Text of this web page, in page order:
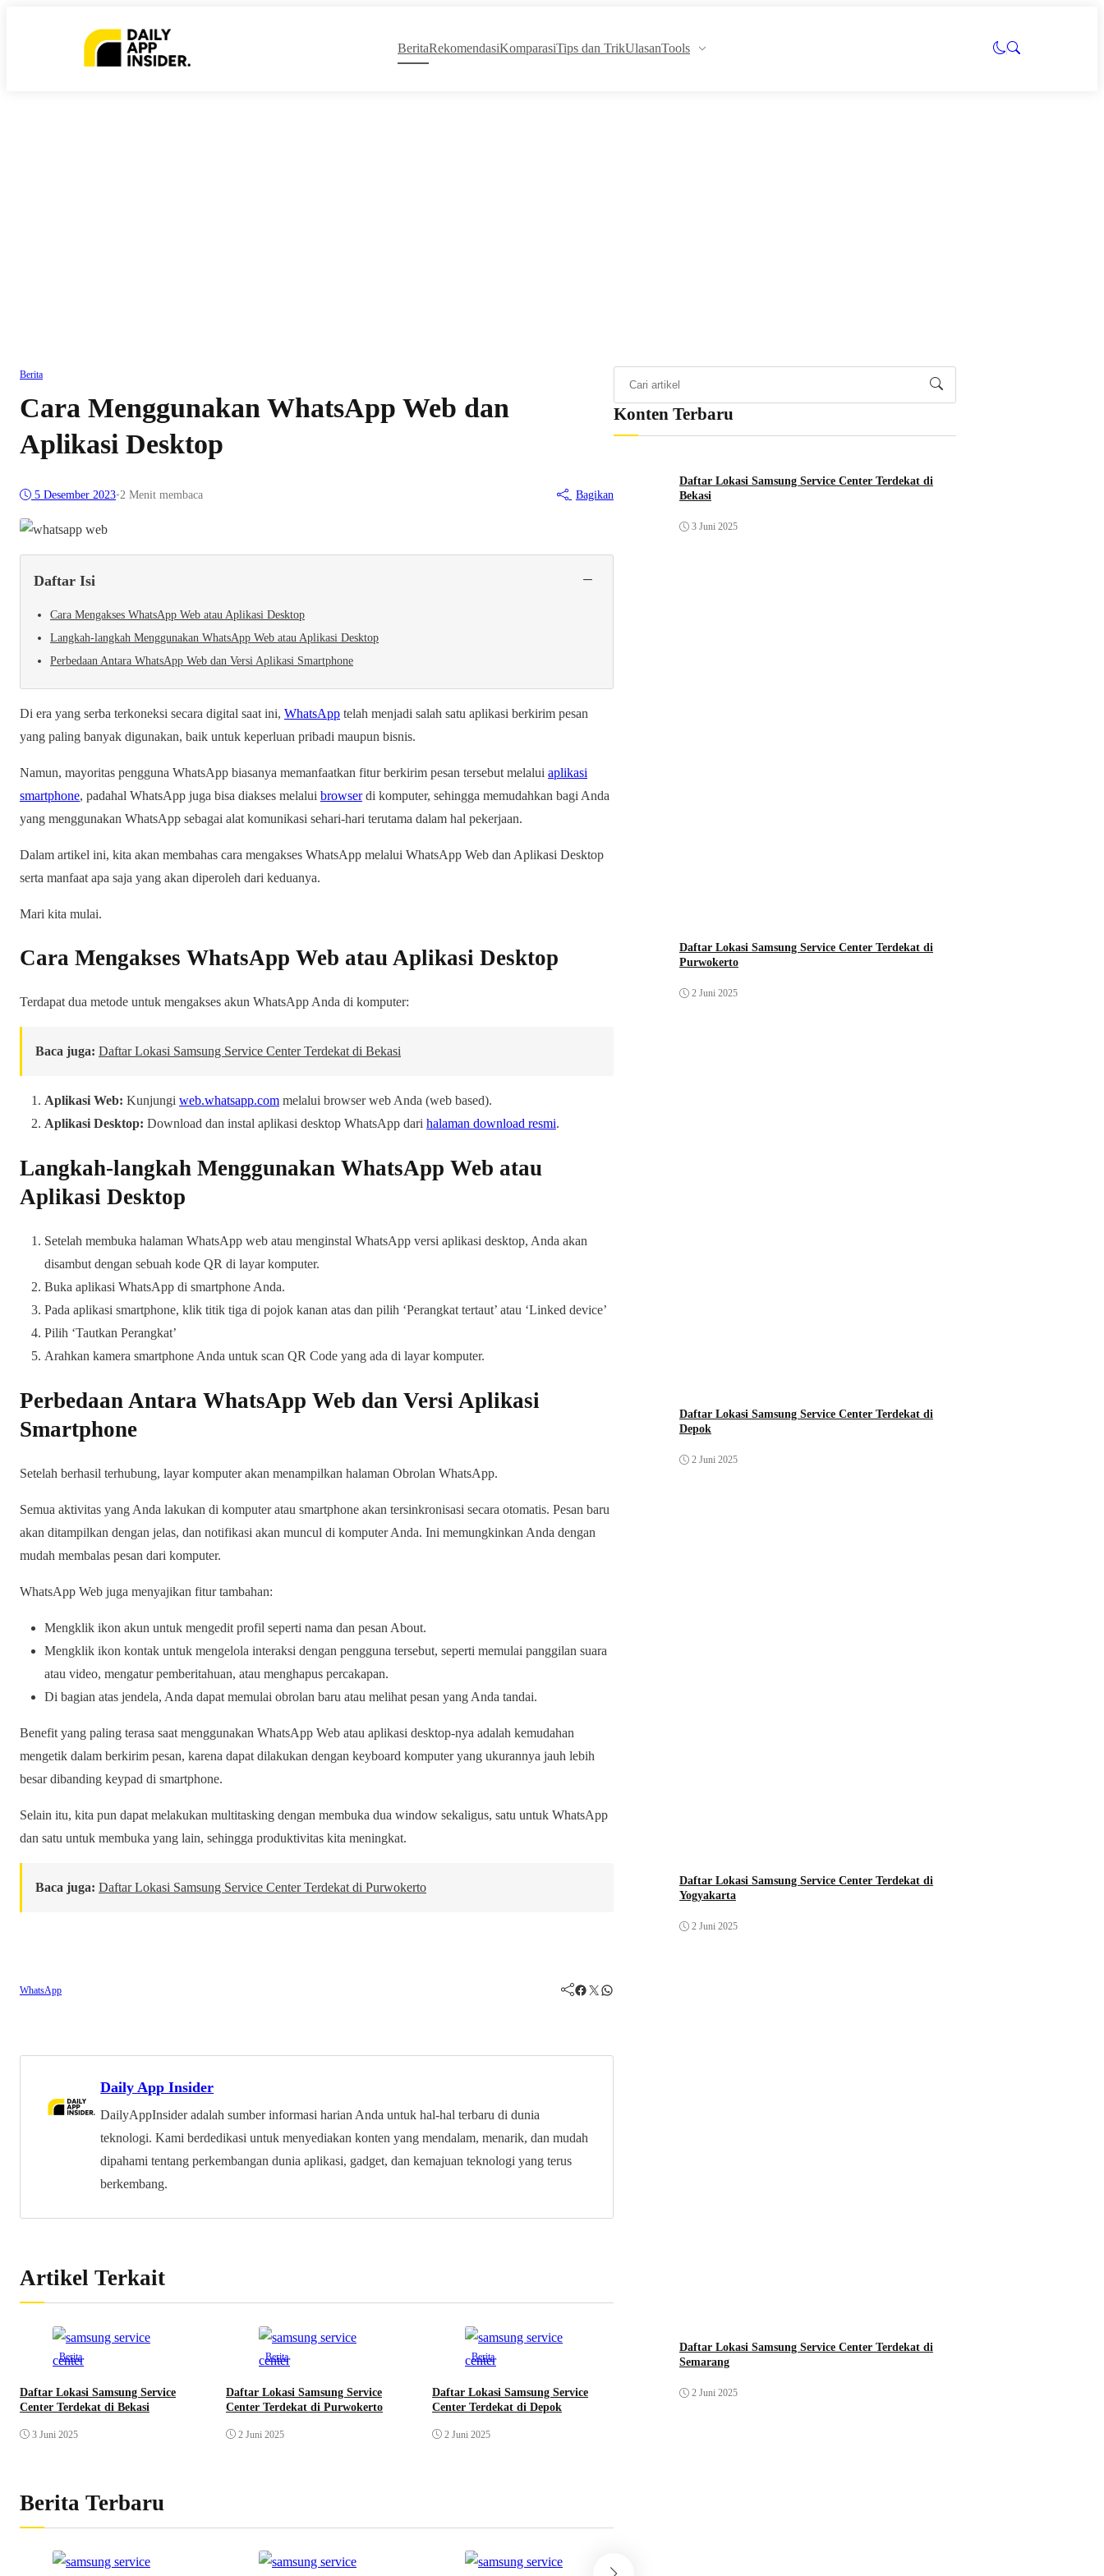
BeritaRekomendasiKomparasiTips dan TrikUlasanTools
Berita
Cara Menggunakan WhatsApp Web dan
Aplikasi Desktop
5 Desember 2023•2 Menit membaca Bagikan
Daftar Isi −
Cara Mengakses WhatsApp Web atau Aplikasi Desktop
Langkah-langkah Menggunakan WhatsApp Web atau Aplikasi Desktop
Perbedaan Antara WhatsApp Web dan Versi Aplikasi Smartphone
Di era yang serba terkoneksi secara digital saat ini, WhatsApp telah menjadi salah satu aplikasi berkirim pesan
yang paling banyak digunakan, baik untuk keperluan pribadi maupun bisnis.
Namun, mayoritas pengguna WhatsApp biasanya memanfaatkan fitur berkirim pesan tersebut melalui aplikasi
smartphone, padahal WhatsApp juga bisa diakses melalui browserdi komputer, sehingga memudahkan bagi Anda
yang menggunakan WhatsApp sebagai alat komunikasi sehari-hari terutama dalam hal pekerjaan.
Dalam artikel ini, kita akan membahas cara mengakses WhatsApp melalui WhatsApp Web dan Aplikasi Desktop
serta manfaat apa saja yang akan diperoleh dari keduanya.
Mari kita mulai.
Cara Mengakses WhatsApp Web atau Aplikasi Desktop
Terdapat dua metode untuk mengakses akun WhatsApp Anda di komputer:
Baca juga: Daftar Lokasi Samsung Service Center Terdekat di Bekasi
Aplikasi Web: Kunjungi web.whatsapp.com melalui browser web Anda (web based).
Aplikasi Desktop: Download dan instal aplikasi desktop WhatsApp dari halaman download resmi.
Langkah-langkah Menggunakan WhatsApp Web atau
Aplikasi Desktop
Setelah membuka halaman WhatsApp web atau menginstal WhatsApp versi aplikasi desktop, Anda akan
disambut dengan sebuah kode QR di layar komputer.
Buka aplikasi WhatsApp di smartphone Anda.
Pada aplikasi smartphone, klik titik tiga di pojok kanan atas dan pilih ‘Perangkat tertaut’ atau ‘Linked device’
Pilih ‘Tautkan Perangkat’
Arahkan kamera smartphone Anda untuk scan QR Code yang ada di layar komputer.
Perbedaan Antara WhatsApp Web dan Versi Aplikasi
Smartphone
Setelah berhasil terhubung, layar komputer akan menampilkan halaman Obrolan WhatsApp.
Semua aktivitas yang Anda lakukan di komputer atau smartphone akan tersinkronisasi secara otomatis. Pesan baru
akan ditampilkan dengan jelas, dan notifikasi akan muncul di komputer Anda. Ini memungkinkan Anda dengan
mudah membalas pesan dari komputer.
WhatsApp Web juga menyajikan fitur tambahan:
Mengklik ikon akun untuk mengedit profil seperti nama dan pesan About.
Mengklik ikon kontak untuk mengelola interaksi dengan pengguna tersebut, seperti memulai panggilan suara
atau video, mengatur pemberitahuan, atau menghapus percakapan.
Di bagian atas jendela, Anda dapat memulai obrolan baru atau melihat pesan yang Anda tandai.
Benefit yang paling terasa saat menggunakan WhatsApp Web atau aplikasi desktop-nya adalah kemudahan
mengetik dalam berkirim pesan, karena dapat dilakukan dengan keyboard komputer yang ukurannya jauh lebih
besar dibanding keypad di smartphone.
Selain itu, kita pun dapat melakukan multitasking dengan membuka dua window sekaligus, satu untuk WhatsApp
dan satu untuk membuka yang lain, sehingga produktivitas kita meningkat.
Baca juga: Daftar Lokasi Samsung Service Center Terdekat di Purwokerto
WhatsApp Facebook Twitter WhatsApp
Daily App Insider
DailyAppInsider adalah sumber informasi harian Anda untuk hal-hal terbaru di dunia
teknologi. Kami berdedikasi untuk menyediakan konten yang mendalam, menarik, dan mudah
dipahami tentang perkembangan dunia aplikasi, gadget, dan kemajuan teknologi yang terus
berkembang.
Artikel Terkait
Berita
Daftar Lokasi Samsung Service
Center Terdekat di Bekasi
3 Juni 2025
Berita
Daftar Lokasi Samsung Service
Center Terdekat di Purwokerto
2 Juni 2025
Berita
Daftar Lokasi Samsung Service
Center Terdekat di Depok
2 Juni 2025
Berita Terbaru
Konten Terbaru
Daftar Lokasi Samsung Service Center Terdekat di
Bekasi
3 Juni 2025
Daftar Lokasi Samsung Service Center Terdekat di
Purwokerto
2 Juni 2025
Daftar Lokasi Samsung Service Center Terdekat di
Depok
2 Juni 2025
Daftar Lokasi Samsung Service Center Terdekat di
Yogyakarta
2 Juni 2025
Daftar Lokasi Samsung Service Center Terdekat di
Semarang
2 Juni 2025